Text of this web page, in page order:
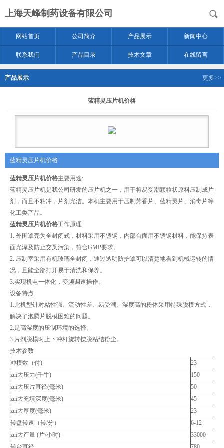
上海天峰制药设备有限公司
网站首页 公司简介 产品展示 新闻中心
联系我们 产品目录 技术文章 在线留言
产品展示 更多>>
蓝精灵压片机价格
蓝精灵压片机价格
蓝精灵压片机价格主要用途:
蓝精灵压片机是我公司研发的压片机之一，用于将易受潮颗粒状原料压制成片
剂，而且不粘冲，片剂光洁。本机主要用于压制芳香片、蓝精灵片、消毒片等
化工类产品。
蓝精灵压片机价格工作原理
1. 外围罩壳为全封闭式，材料采用不锈钢，内部台面用不锈钢材料，能保持表
面光泽及防止交叉污染，符合GMP要求。
2. 压制室采用有机玻璃全封闭，通过透明防护罩可以清楚地看到机械运转的情
况，且能全部打开易于清洗和保养。
3.实现机电一体化，变频调速操作。
设备特点
1.此机型针对粘性强、流动性差、易受潮、湿度高的粉体采用特殊脱模方式，
解决了泡腾片脱模困难的问题。
2.是高湿度的压制环境的选择。
3.片剂脱模时上下冲杆旋转摆脱粘结粉尘。
技术参数
冲模数（付)
23
zui大压力(千牛)
150
zui大压片直径(毫米)
50
zui大充填深度(毫米)
45
zui大厚度(毫米)
23
转盘转速（转/分） 6-12
zui大产量 (片/小时)
33000